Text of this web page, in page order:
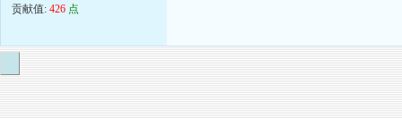
贡献值: 426 点